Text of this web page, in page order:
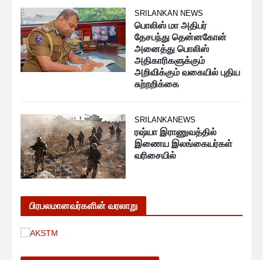
SRILANKAN NEWS
பொலிஸ் மா அதிபர்
தேசபந்து தென்னகோன்
அனைத்து பொலிஸ்
அதிகாரிகளுக்கும்
அறிவிக்கும் வகையில் புதிய
சுற்றறிக்கை
SRILANKANEWS
ரஷ்யா இராணுவத்தில்
இணைய இலங்கையர்கள்
வரிசையில்
பிரபலமானவர்களின் வரலாறு